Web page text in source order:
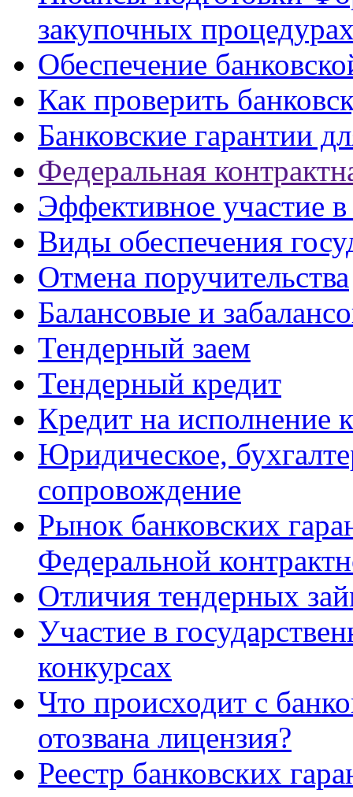
закупочных
Обеспечение
Как проверить
Банковские гарантии
Федеральная
Эффективное участие
Виды обеспечения
Отмена поручительства
Балансовые и
Тендерный заем
Тендерный кредит
Кредит на исполнение
Юридическое,
сопровождение
Рынок банковских
Федеральной
Отличия тендерных
Участие в
конкурсах
Что происходит с
отозвана лицензия?
Реестр банковских